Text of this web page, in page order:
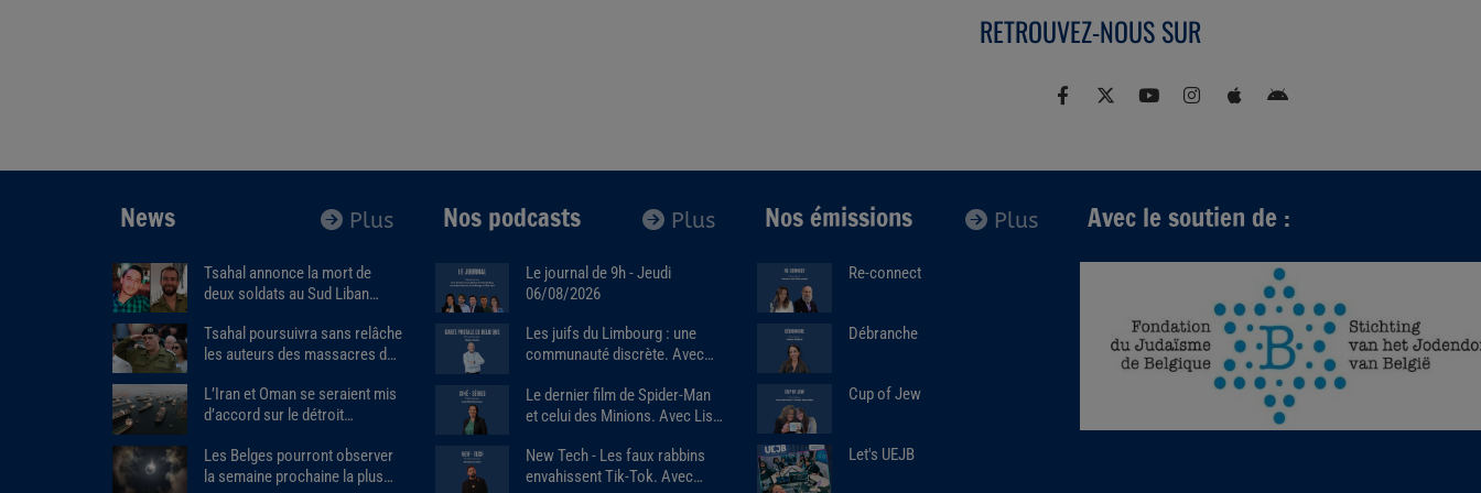
RETROUVEZ-NOUS SUR
Plus
News
Tsahal annonce la mort de
deux soldats au Sud Liban
piégé.
Tsahal poursuivra sans relâche
les auteurs des massacres du
L’Iran et Oman se seraient mis
d’accord sur le détroit
Les Belges pourront observer
la semaine prochaine la plus
Plus
Nos podcasts
Le journal de 9h - Jeudi
06/08/2026
Les juifs du Limbourg : une
communauté discrète. Avec
Le dernier film de Spider-Man
et celui des Minions. Avec Lise
New Tech - Les faux rabbins
envahissent Tik-Tok. Avec
Plus
Nos émissions
Re-connect
Débranche
Cup of Jew
Let's UEJB
Avec le soutien de :